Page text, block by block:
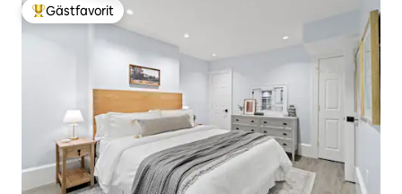
Populär gästfavorit
Gästfavorit